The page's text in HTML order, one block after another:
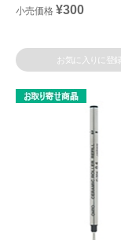
小売価格 ¥300
お気に入りに登録